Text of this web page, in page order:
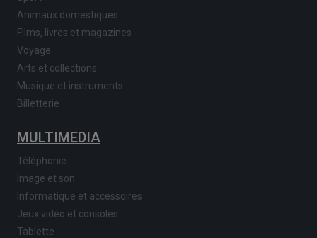
Animaux domestiques
Films, livres et magazines
Voyage
Arts et collections
Musique et instruments
Billetterie
MULTIMEDIA
Téléphonie
Image et son
Informatique et accessoires
Jeux vidéo et consoles
Tablette